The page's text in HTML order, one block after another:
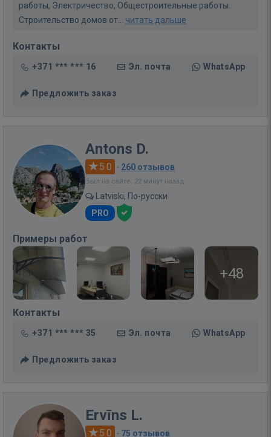
работы, Электричество, Общестроительные работы.
Строительство домов от... читать дальше
Контакты
+371 *** *** 16 Эл. почта WhatsApp
Предложить заказ
Antons D.
5.0 · 260 отзывов
Был на сайте: 22 минут назад
Latviski, По-русски
PRO
Примеры работ
+48
Контакты
+371 *** *** 35 Эл. почта WhatsApp
Предложить заказ
Ervīns L.
5.0 · 75 отзывов